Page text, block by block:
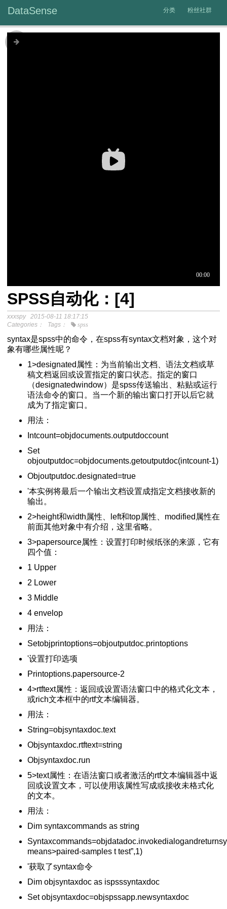
DataSense 分类 粉丝社群
介模
析SPSS视频教程
中介模型
应检验方法
Of-Process
加交互项
方向
T检验的结果
教程)
方法
加减乘除
装spss22.0
理论值差异
是否相关
度的度量
化方法
SPSS自动化：[4]
xxxspy
2015-08-11 18:17:15
Categories：
Tags： spss
syntax是spss中的命令，在spss有syntax文档对象，这个对
象有哪些属性呢？
1>designated属性：为当前输出文档、语法文档或草
稿文档返回或设置指定的窗口状态。指定的窗口
（designatedwindow）是spss传送输出、粘贴或运行
语法命令的窗口。当一个新的输出窗口打开以后它就
成为了指定窗口。
用法：
Intcount=objdocuments.outputdoccount
Set
objoutputdoc=objdocuments.getoutputdoc(intcount-1)
Objoutputdoc.designated=true
'本实例将最后一个输出文档设置成指定文档接收新的
输出。
2>height和width属性、left和top属性、modified属性在
前面其他对象中有介绍，这里省略。
3>papersource属性：设置打印时候纸张的来源，它有
四个值：
1 Upper
2 Lower
3 Middle
4 envelop
用法：
Setobjprintoptions=objoutputdoc.printoptions
'设置打印选项
Printoptions.papersource-2
4>rtftext属性：返回或设置语法窗口中的格式化文本，
或rich文本框中的rtf文本编辑器。
用法：
String=objsyntaxdoc.text
Objsyntaxdoc.rtftext=string
Objsyntaxdoc.run
5>text属性：在语法窗口或者激活的rtf文本编辑器中返
回或设置文本，可以使用该属性写成或接收未格式化
的文本。
用法：
Dim syntaxcommands as string
means>paired-samples t test”,1)
'获取了syntax命令
Dim objsyntaxdoc as ispsssyntaxdoc
Set objsyntaxdoc=objspssapp.newsyntaxdoc